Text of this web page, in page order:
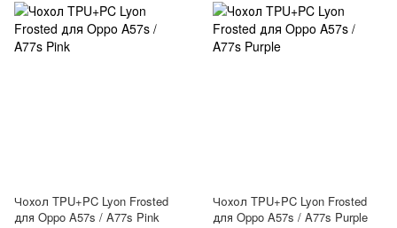
Чохол TPU+PC Lyon Frosted
для Oppo A57s / A77s Pink
Чохол TPU+PC Lyon Frosted
для Oppo A57s / A77s Purple